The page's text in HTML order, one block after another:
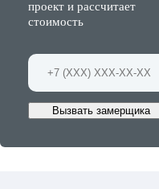
проект и рассчитает
стоимость
Вызвать замерщика